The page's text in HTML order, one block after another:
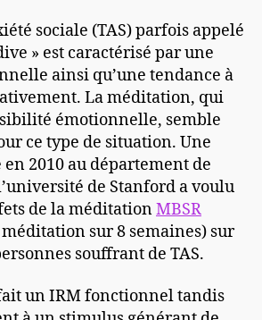
sociale (TAS) parfois appelé
» est caractérisé par une
ainsi qu’une tendance à
La méditation, qui
émotionnelle, semble
ce type de situation. Une
2010 au département de
de Stanford a voulu
de la méditationMBSR
sur 8 semaines) sur
souffrant de TAS.
un IRM fonctionnel tandis